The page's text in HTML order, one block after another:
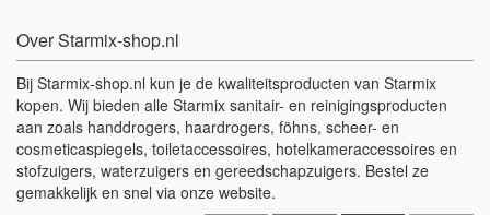
Over Starmix-shop.nl
Bij Starmix-shop.nl kun je de kwaliteitsproducten van Starmix
kopen. Wij bieden alle Starmix sanitair- en reinigingsproducten
aan zoals handdrogers, haardrogers, föhns, scheer- en
cosmeticaspiegels, toiletaccessoires, hotelkameraccessoires en
stofzuigers, waterzuigers en gereedschapzuigers. Bestel ze
gemakkelijk en snel via onze website.